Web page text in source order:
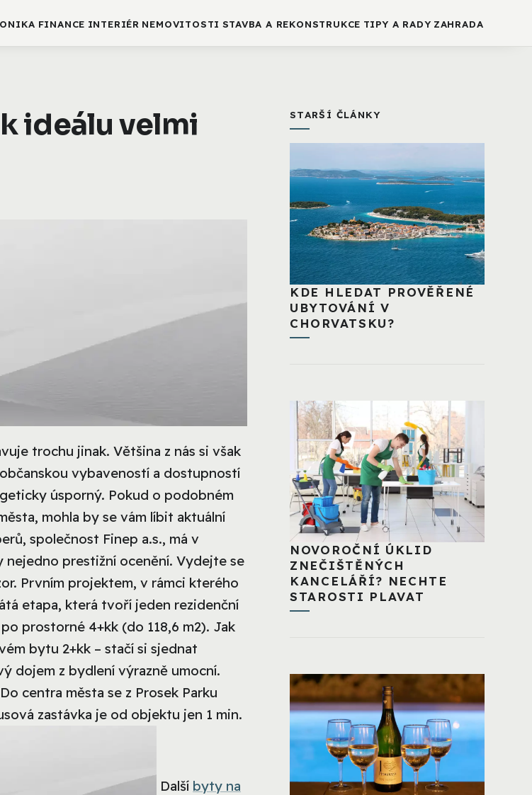
FINANCE INTERIÉR NEMOVITOSTI STAVBA A REKONSTRUKCE TIPY A RADY ZAHRADA
ideálu velmi
trochu jinak. Většina z nás si však
vybaveností a dostupností
úsporný. Pokud o podobném
mohla by se vám líbit aktuální
společnost Finep a.s., má v
prestižní ocenění. Vydejte se
Prvním projektem, v rámci kterého
etapa, která tvoří jeden rezidenční
prostorné 4+kk (do 118,6 m2). Jak
bytu 2+kk – stačí si sjednat
dojem z bydlení výrazně umocní.
centra města se z Prosek Parku
zastávka je od objektu jen 1 min.
Další byty na
STARŠÍ ČLÁNKY
KDE HLEDAT PROVĚŘENÉ
UBYTOVÁNÍ V
CHORVATSKU?
NOVOROČNÍ ÚKLID
ZNEČIŠTĚNÝCH
KANCELÁŘÍ? NECHTE
STAROSTI PLAVAT